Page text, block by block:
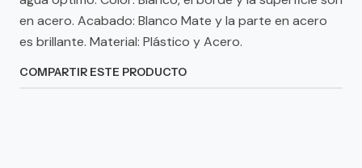
en acero. Acabado: Blanco Mate y la parte en acero
es brillante. Material: Plástico y Acero.
COMPARTIR ESTE PRODUCTO